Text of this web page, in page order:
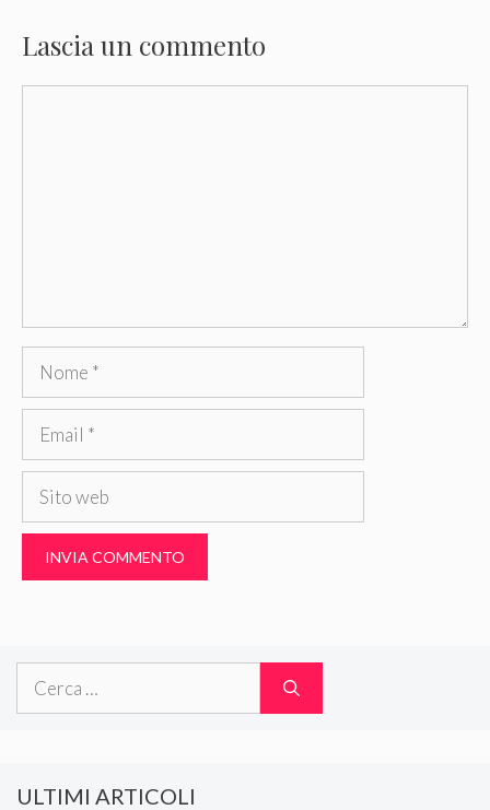
Lascia un commento
Nome
Email
Sito
Ricerca
ULTIMI ARTICOLI